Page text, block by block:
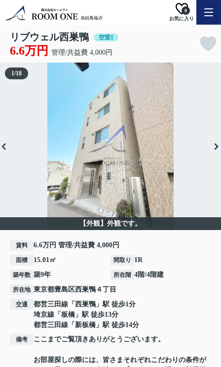
お気に入り
0
リブウェル西巣鴨 空室1
6.6万円 管理/共益費 4,000円
【外観】外観です。
1/18
賃料 6.6万円 管理/共益費 4,000円
面積 15.01㎡ 間取り 1R
築年数 築9年 所在階 4階/4階建
所在地 東京都豊島区西巣鴨 ４丁目
交通 都営三田線 「 西巣鴨 」駅 徒歩1分
埼京線 「 板橋 」駅 徒歩13分
都営三田線 「 新板橋 」駅 徒歩14分
備考 ここまでご覧頂きありがとうございます。
お部屋探しの際には、皆さまそれぞれこだわりの条件が